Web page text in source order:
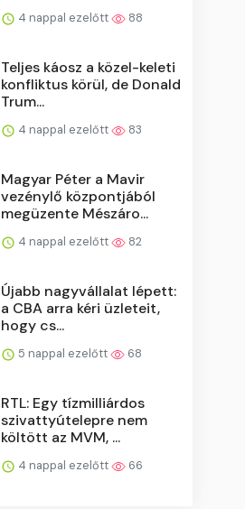
4 nappal ezelőtt 88
Teljes káosz a közel-keleti
konfliktus körül, de Donald
Trum...
4 nappal ezelőtt 83
Magyar Péter a Mavir
vezénylő központjából
megüzente Mészáro...
4 nappal ezelőtt 82
Újabb nagyvállalat lépett:
a CBA arra kéri üzleteit,
hogy cs...
5 nappal ezelőtt 68
RTL: Egy tízmilliárdos
szivattyútelepre nem
költött az MVM, ...
4 nappal ezelőtt 66